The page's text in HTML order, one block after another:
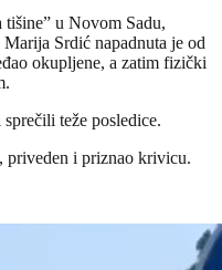
tišine” u Novom Sadu,
Srdić napadnuta je od
okupljene, a zatim fizički
teže posledice.
priveden i priznao krivicu.